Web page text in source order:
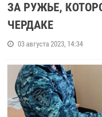
ЗА РУЖЬЕ,
ЧЕРДАКЕ
03 августа 2023, 14:34